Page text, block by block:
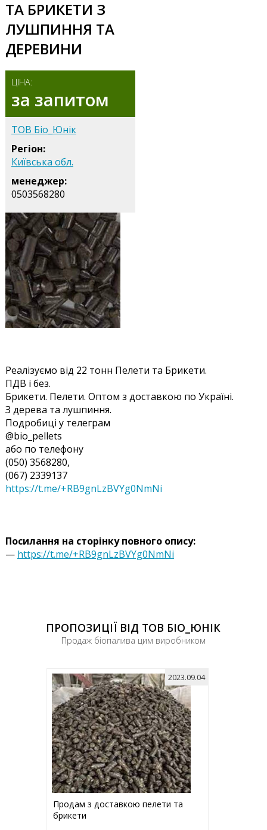
ТА БРИКЕТИ З
ЛУШПИННЯ ТА
ДЕРЕВИНИ
ЦІНА:
за запитом
ТОВ Біо_Юнік
Регіон:
Київська обл.
менеджер:
0503568280
Реалізуємо від 22 тонн Пелети та Брикети.
ПДВ і без.
Брикети. Пелети. Оптом з доставкою по Україні.
З дерева та лушпиння.
Подробиці у телеграм
@bio_pellets
або по телефону
(050) 3568280,
(067) 2339137
https://t.me/+RB9gnLzBVYg0NmNi
Посилання на сторінку повного опису:
— https://t.me/+RB9gnLzBVYg0NmNi
ПРОПОЗИЦІЇ ВІД ТОВ БІО_ЮНІК
Продаж біопалива цим виробником
Продам з доставкою пелети та
брикети
2023.09.04